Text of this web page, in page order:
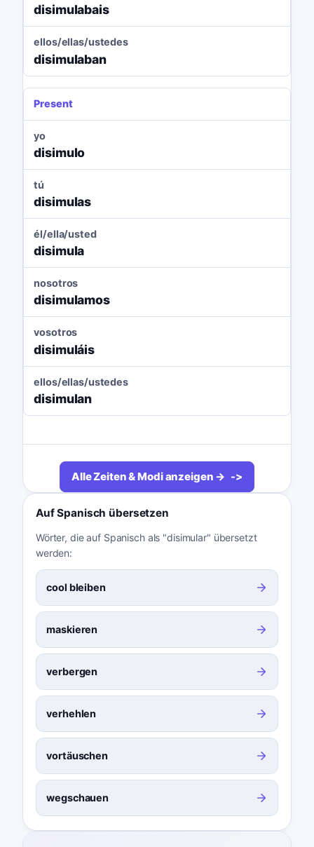
disimulabais
ellos/ellas/ustedes
disimulaban
Present
yo
disimulo
tú
disimulas
él/ella/usted
disimula
nosotros
disimulamos
vosotros
disimuláis
ellos/ellas/ustedes
disimulan
Alle Zeiten & Modi anzeigen →
Auf Spanisch übersetzen
Wörter, die auf Spanisch als "disimular" übersetzt
werden:
cool bleiben
maskieren
verbergen
verhehlen
vortäuschen
wegschauen